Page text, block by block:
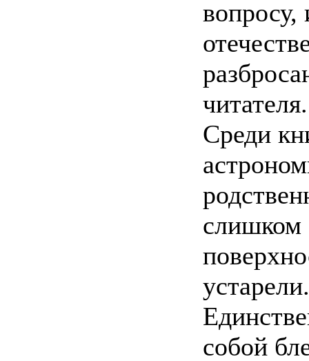
вопросу,
читателя.
Среди
слишком
устарели.
собой